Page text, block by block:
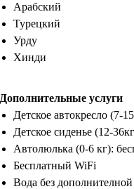
Арабский
Турецкий
Урду
Хинди
Дополнительные услуги
Детское автокресло (7-
Детское сиденье (12-
Автолюлька (0-6 кг):
Бесплатный WiFi
Вода без